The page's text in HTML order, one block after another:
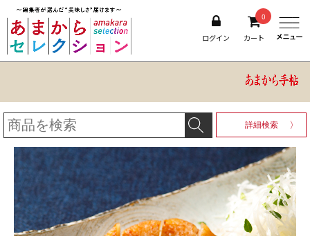
ログイン
0
カート
詳細検索